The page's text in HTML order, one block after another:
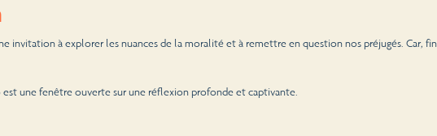
invitation à explorer les nuances de la moralité et à remettre en question nos préjugés. Car,
une fenêtre ouverte sur une réflexion profonde et captivante.